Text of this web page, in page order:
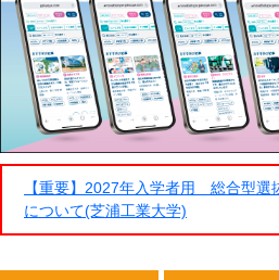
【重要】2027年入学者用 総合型選
について(芝浦工業大学)